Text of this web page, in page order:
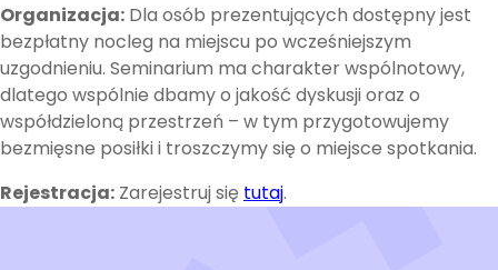
Organizacja: Dla osób prezentujących dostępny jest
bezpłatny nocleg na miejscu po wcześniejszym
uzgodnieniu. Seminarium ma charakter wspólnotowy,
dlatego wspólnie dbamy o jakość dyskusji oraz o
współdzieloną przestrzeń – w tym przygotowujemy
bezmięsne posiłki i troszczymy się o miejsce spotkania.
Rejestracja: Zarejestruj się tutaj.